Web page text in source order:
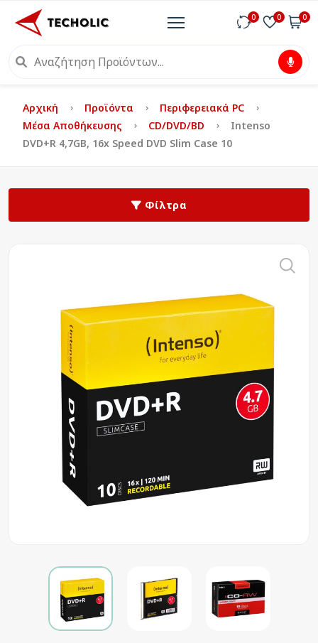
0 0 0
Αρχική Προϊόντα
Περιφερειακά PC
Μέσα Αποθήκευσης
CD/DVD/BD
Intenso
DVD+R 4,7GB, 16x Speed DVD Slim Case 10
Φίλτρα